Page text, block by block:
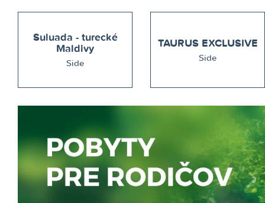
Suluada - turecké
Maldivy
Side
TAURUS EXCLUSIVE
Side